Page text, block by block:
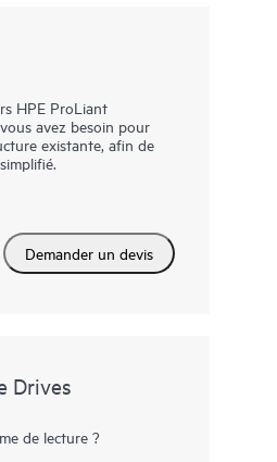
HPE ProLiant
avez besoin pour
existante, afin de
Demander un devis
Drives
de lecture ?